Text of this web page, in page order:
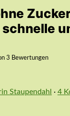
3 Bewertungen
Staupendahl · 4